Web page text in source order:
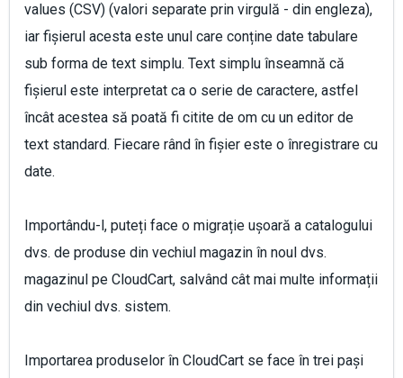
values (CSV) (valori separate prin virgulă - din engleza),
iar fișierul acesta este unul care conține date tabulare
sub forma de text simplu. Text simplu înseamnă că
fișierul este interpretat ca o serie de caractere, astfel
încât acestea să poată fi citite de om cu un editor de
text standard. Fiecare rând în fișier este o înregistrare cu
date.
Importându-l, puteți face o migrație ușoară a catalogului
dvs. de produse din vechiul magazin în noul dvs.
magazinul pe CloudCart, salvând cât mai multe informații
din vechiul dvs. sistem.
Importarea produselor în CloudCart se face în trei pași